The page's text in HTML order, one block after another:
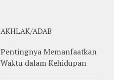
AKHLAK/ADAB
Pentingnya Memanfaatkan
Waktu dalam Kehidupan